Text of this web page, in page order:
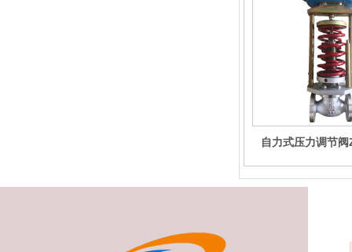
自力式压力调节